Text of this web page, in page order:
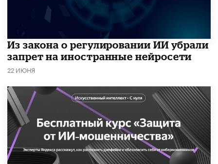
Из закона о регулировании ИИ убрали
запрет на иностранные нейросети
22 ИЮНЯ